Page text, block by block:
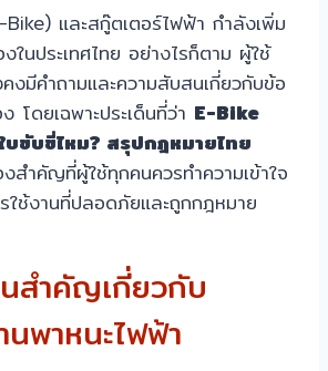
และสกู๊ตเตอร์ไฟฟ้า กำลังเพิ่ม
ในประเทศไทย อย่างไรก็ตาม ผู้ใช้
งมีคำถามและความสับสนเกี่ยวกับข้อ
โดยเฉพาะประเด็นที่ว่า E-Bike
ขับขี่ไหม? สรุปกฎหมายไทย
งสำคัญที่ผู้ใช้ทุกคนควรทำความเข้าใจ
ใช้งานที่ปลอดภัยและถูกกฎหมาย
สำคัญเกี่ยวกับ
พาหนะไฟฟ้า